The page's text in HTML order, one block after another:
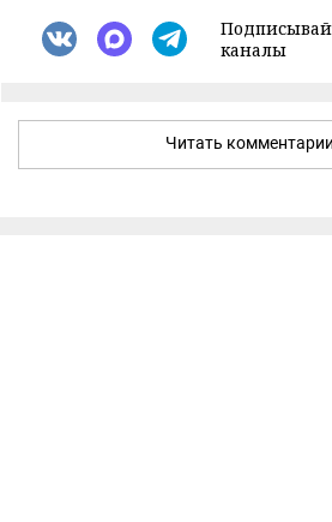
каналы
Читать комментарии